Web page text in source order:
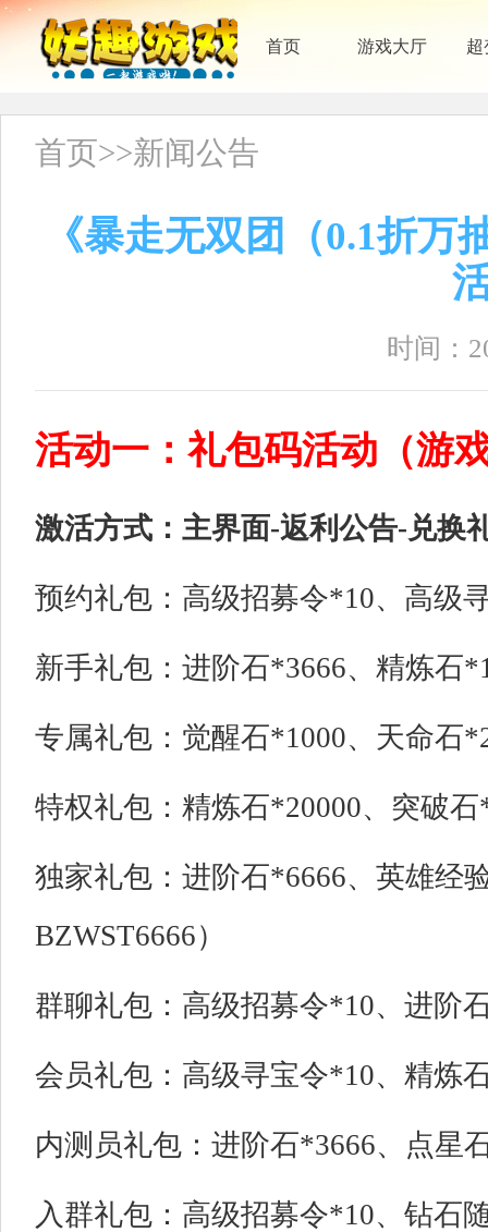
首页 游戏大厅 超
首页>>新闻公告
《暴走无双团（0.1折
时间：
活动一：礼包码活动（游
激活方式：主界面-返利公告-兑换
预约礼包：高级招募令*10、高级
新手礼包：进阶石*3666、精炼石
专属礼包：觉醒石*1000、天命石
特权礼包：精炼石*20000、突破
独家礼包：进阶石*6666、英雄经
BZWST6666）
群聊礼包：高级招募令*10、进阶
会员礼包：高级寻宝令*10、精炼
内测员礼包：进阶石*3666、点星
入群礼包：高级招募令*10、钻石